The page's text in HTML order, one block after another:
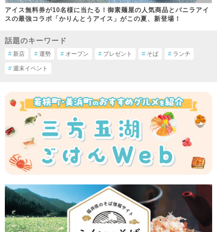
アイス無料券が10名様に当たる！御素麺屋の人気商品とバニラアイ
スの最強コラボ「かりんとうアイス」がこの夏、新登場！
話題のキーワード
# 新店 # 運勢 # オープン # プレゼント # そば # ランチ
# 週末イベント